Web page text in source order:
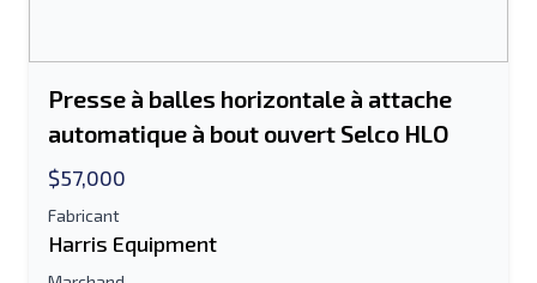
Presse à balles horizontale à attache
automatique à bout ouvert Selco HLO
$57,000
Fabricant
Harris Equipment